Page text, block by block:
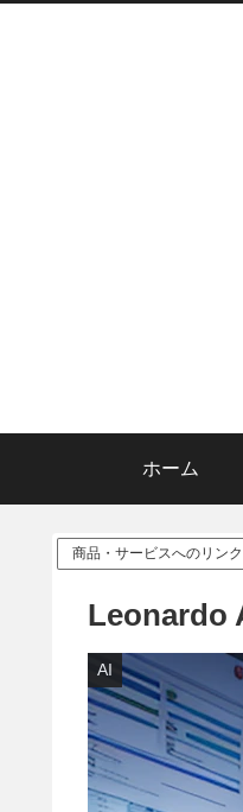
ホーム
商品・サービスへのリン
Leonardo
AI